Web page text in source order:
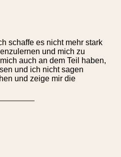
schaffe es nicht mehr stark
und mich zu
auch an dem Teil haben,
und ich nicht sagen
und zeige mir die